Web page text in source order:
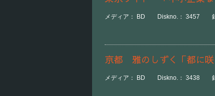
メディア： BD Diskno.： 3457 録
京都 雅のしずく「都に咲
メディア： BD Diskno.： 3438 録